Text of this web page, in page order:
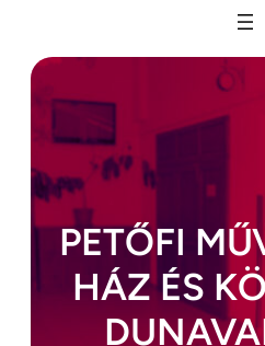
tartalomhoz
PETŐFI
HÁZ ÉS